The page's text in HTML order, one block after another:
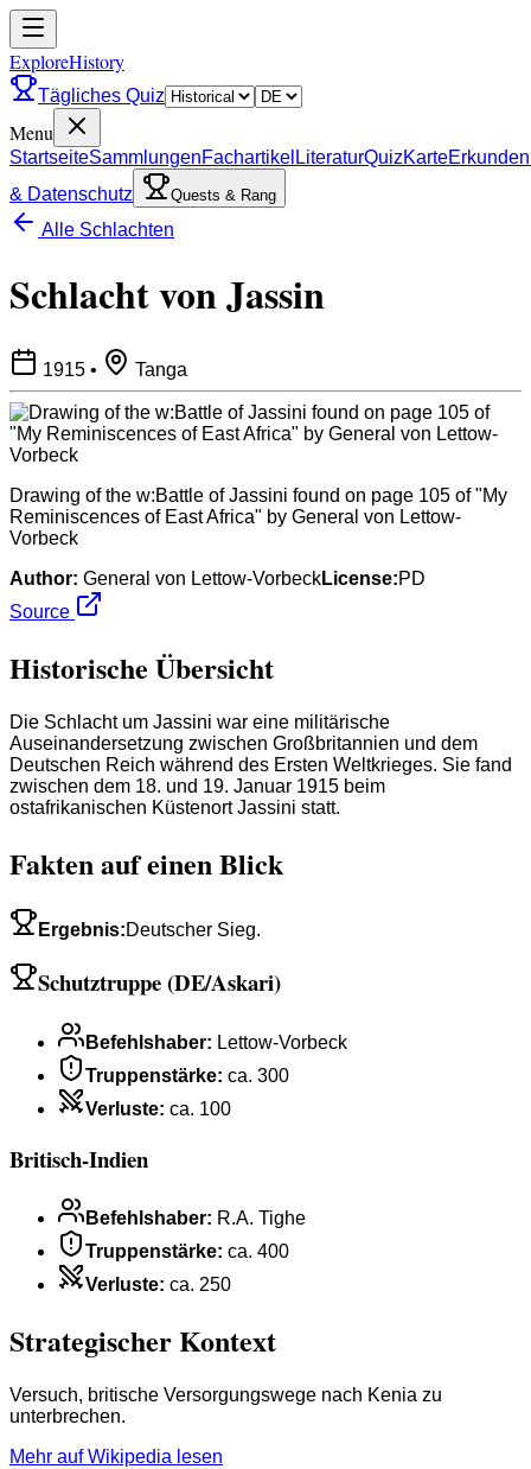
ExploreHistory
Tägliches Quiz
Menu
StartseiteSammlungenFachartikel LiteraturQuizKarteErkunden
& Datenschutz
Quests & Rang
Alle Schlachten
Schlacht von Jassin
1915 • Tanga
Drawing of the w:Battle of Jassini found on page 105 of "My
Reminiscences of East Africa" by General von Lettow-
Vorbeck
Author: General von Lettow-VorbeckLicense:PD
Source
Historische Übersicht
Die Schlacht um Jassini war eine militärische
Auseinandersetzung zwischen Großbritannien und dem
Deutschen Reich während des Ersten Weltkrieges. Sie fand
zwischen dem 18. und 19. Januar 1915 beim
ostafrikanischen Küstenort Jassini statt.
Fakten auf einen Blick
Ergebnis:Deutscher Sieg.
Schutztruppe (DE/Askari)
Befehlshaber: Lettow-Vorbeck
Truppenstärke: ca. 300
Verluste: ca. 100
Britisch-Indien
Befehlshaber: R.A. Tighe
Truppenstärke: ca. 400
Verluste: ca. 250
Strategischer Kontext
Versuch, britische Versorgungswege nach Kenia zu
unterbrechen.
Mehr auf Wikipedia lesen